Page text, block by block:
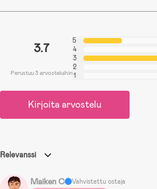
3.7
Perustuu 3 arvosteluihin
5
4
3
2
1
Kirjoita arvostelu
Relevanssi
Maiken C
Vahvistettu ostaja